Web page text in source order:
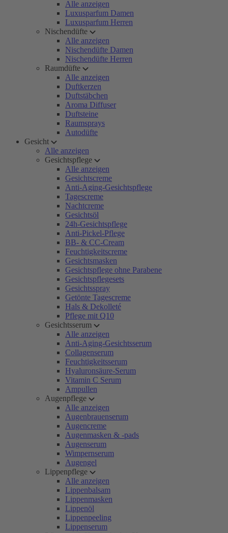
Alle anzeigen
Luxusparfum Damen
Luxusparfum Herren
Nischendüfte
Alle anzeigen
Nischendüfte Damen
Nischendüfte Herren
Raumdüfte
Alle anzeigen
Duftkerzen
Duftstäbchen
Aroma Diffuser
Duftsteine
Raumsprays
Autodüfte
Gesicht
Alle anzeigen
Gesichtspflege
Alle anzeigen
Gesichtscreme
Anti-Aging-Gesichtspflege
Tagescreme
Nachtcreme
Gesichtsöl
24h-Gesichtspflege
Anti-Pickel-Pflege
BB- & CC-Cream
Feuchtigkeitscreme
Gesichtsmasken
Gesichtspflege ohne Parabene
Gesichtspflegesets
Gesichtsspray
Getönte Tagescreme
Hals & Dekolleté
Pflege mit Q10
Gesichtsserum
Alle anzeigen
Anti-Aging-Gesichtsserum
Collagenserum
Feuchtigkeitsserum
Hyaluronsäure-Serum
Vitamin C Serum
Ampullen
Augenpflege
Alle anzeigen
Augenbrauenserum
Augencreme
Augenmasken & -pads
Augenserum
Wimpernserum
Augengel
Lippenpflege
Alle anzeigen
Lippenbalsam
Lippenmasken
Lippenöl
Lippenpeeling
Lippenserum